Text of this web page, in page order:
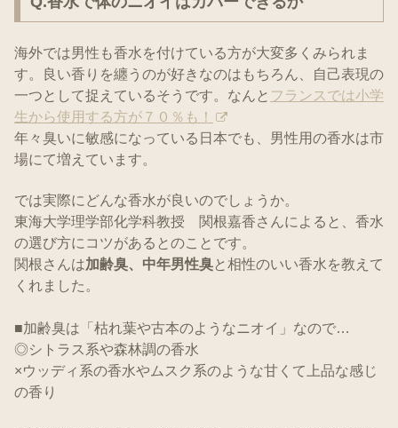
海外では男性も香水を付けている方が大変多くみられま
す。良い香りを纏うのが好きなのはもちろん、自己表現の
一つとして捉えているそうです。なんと フランスでは小学
生から使用する方が７０％も！
年々臭いに敏感になっている日本でも、男性用の香水は市
場にて増えています。
では実際にどんな香水が良いのでしょうか。
東海大学理学部化学科教授 関根嘉香さんによると、香水
の選び方にコツがあるとのことです。
関根さんは加齢臭、中年男性臭と相性のいい香水を教えて
くれました。
■加齢臭は「枯れ葉や古本のようなニオイ」なので…
◎シトラス系や森林調の香水
×ウッディ系の香水やムスク系のような甘くて上品な感じ
の香り